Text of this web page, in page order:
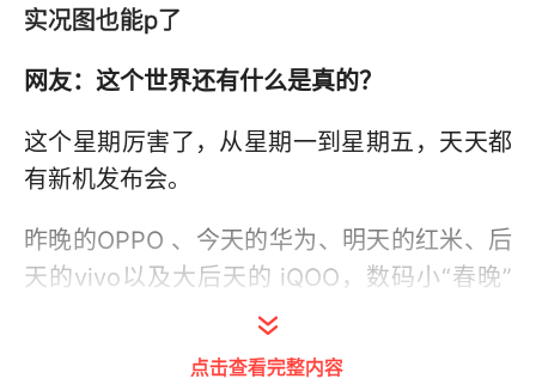
实况图也能p了
网友：这个世界还有什么是真的？
这个星期厉害了，从星期一到星期五，天天都
有新机发布会。
昨晚的OPPO 、今天的华为、明天的红米、后
天的vivo以及大后天的 iQOO，数码小“春晚”
在今年的5月，OPPO发布了Reno12系列，主
点击查看完整内容